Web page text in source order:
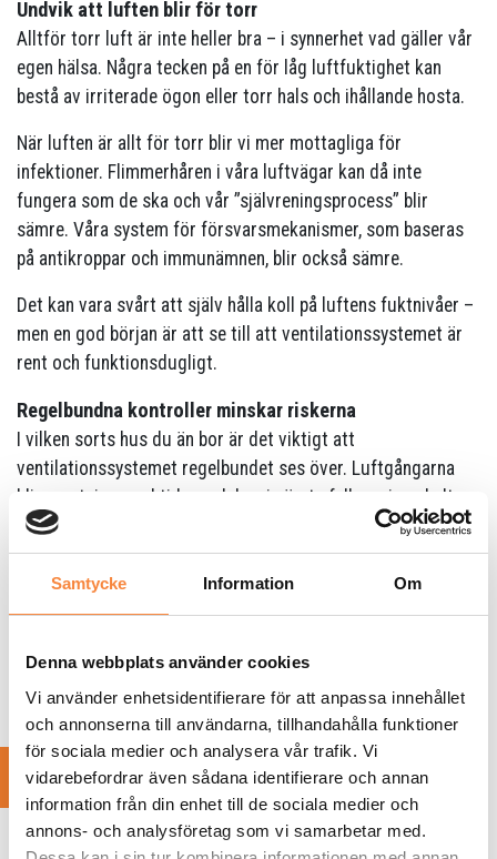
Samtycke Information Om
Denna webbplats använder cookies
Vi använder enhetsidentifierare för att anpassa innehållet
och annonserna till användarna, tillhandahålla funktioner
för sociala medier och analysera vår trafik. Vi
vidarebefordrar även sådana identifierare och annan
information från din enhet till de sociala medier och
annons- och analysföretag som vi samarbetar med.
Undvik att luften blir för torr
Alltför torr luft är inte heller bra – i synnerhet vad gäller vår
egen hälsa. Några tecken på en för låg luftfuktighet kan
bestå av irriterade ögon eller torr hals och ihållande hosta.
När luften är allt för torr blir vi mer mottagliga för
infektioner. Flimmerhåren i våra luftvägar kan då inte
fungera som de ska och vår ”självreningsprocess” blir
sämre. Våra system för försvarsmekanismer, som baseras
på antikroppar och immunämnen, blir också sämre.
Det kan vara svårt att själv hålla koll på luftens fuktnivåer –
men en god början är att se till att ventilationssystemet är
rent och funktionsdugligt.
Regelbundna kontroller minskar riskerna
I vilken sorts hus du än bor är det viktigt att
ventilationssystemet regelbundet ses över. Luftgångarna
blir smutsiga med tiden och kan i värsta fall gro igen helt.
Låt sotaren inspektera ditt system och rengöra
luftkanalerna, så minskar risken för sjukdom och allergi. Du
kommer också att sova bättre om natten – och vara piggare
om dagen.
Boka ventilationsrengöring
Läs även:
OVK att tänka på